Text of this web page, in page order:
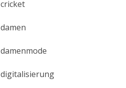
cricket
damen
damenmode
digitalisierung